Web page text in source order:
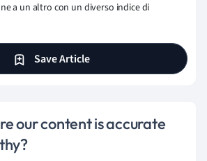
a un altro con un diverso indice di
Save Article
our content is accurate